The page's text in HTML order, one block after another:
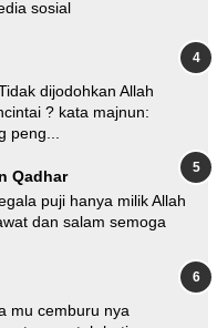
sosial
dijodohkan Allah
? kata majnun:
peng...
Qadhar
puji hanya milik Allah
dan salam semoga
mu cemburu nya